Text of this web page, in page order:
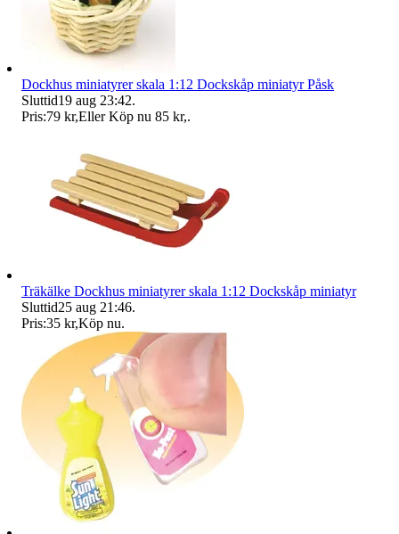
Dockhus miniatyrer skala 1:12 Dockskåp miniatyr Påsk
Sluttid19 aug 23:42.
Pris:79 kr,Eller Köp nu 85 kr,.
Träkälke Dockhus miniatyrer skala 1:12 Dockskåp miniatyr
Sluttid25 aug 21:46.
Pris:35 kr,Köp nu.